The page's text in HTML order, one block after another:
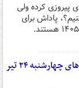
۳۲ بار ادعای پیروزی کرده ولی
پاداش برای
عکس/ صفحه نخست روزنامه‌های چهارشنبه ۲۴ تیر